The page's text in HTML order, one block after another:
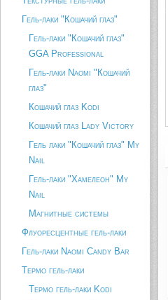
Гель-лаки "Кошачий глаз"
Гель-лаки "Кошачий глаз"
GGA Professional
Гель-лаки Naomi "Кошачий
глаз"
Кошачий глаз Kodi
Кошачий глаз Lady Victory
Гель лаки "Кошачий глаз" My
Nail
Гель-лаки "Хамелеон" My
Nail
Магнитные системы
Флуоресцентные гель-лаки
Гель-лаки Naomi Candy Bar
Термо гель-лаки
Термо гель-лаки Kodi